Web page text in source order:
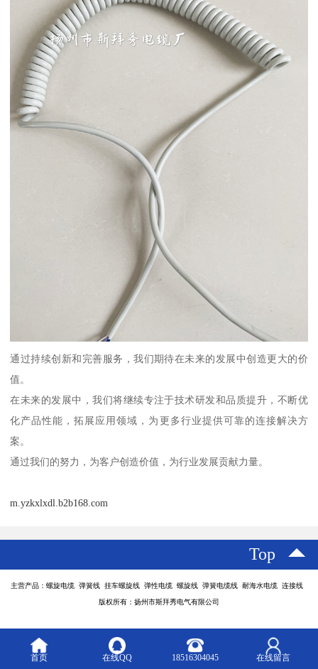
通过持续创新和完善服务，我们期待在未来的发展中创造更大的价
值。
在未来的发展中，我们将继续专注于技术研发和品质提升，不断优
化产品性能，拓展应用领域，为更多行业提供可靠的连接解决方
案。
通过我们的努力，为客户创造价值，为行业发展贡献力量。
m.yzkxlxdl.b2b168.com
Top
主营产品：螺旋电缆 弹簧线 挂车螺旋线 弹性电缆 螺旋线 弹簧电缆线 耐海水电缆 连接线
版权所有：扬州市斯拜秀电气有限公司
首页 在线QQ 18516304045 在线留言